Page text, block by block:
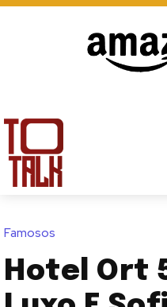
Famosos
Hotel Ort